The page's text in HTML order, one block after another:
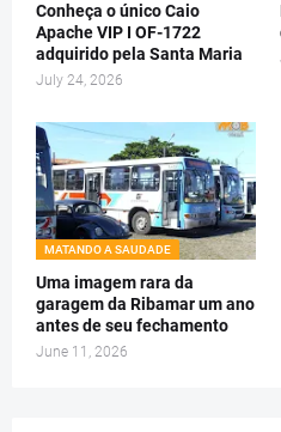
Conheça o único Caio
Apache VIP I OF-1722
adquirido pela Santa Maria
July 24, 2026
MATANDO A SAUDADE
Uma imagem rara da
garagem da Ribamar um ano
antes de seu fechamento
June 11, 2026